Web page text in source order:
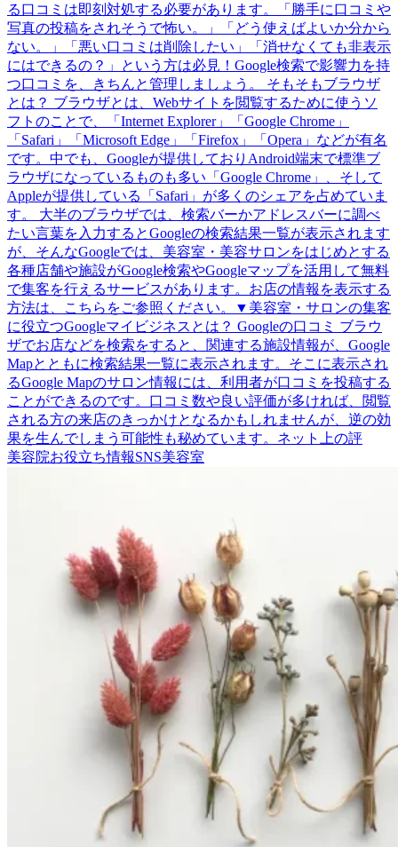
る口コミは即刻対処する必要があります。「勝手に口コミや
写真の投稿をされそうで怖い。」「どう使えばよいか分から
ない。」「悪い口コミは削除したい」「消せなくても非表示
にはできるの？」という方は必見！Google検索で影響力を持
つ口コミを、きちんと管理しましょう。 そもそもブラウザ
とは？ ブラウザとは、Webサイトを閲覧するために使うソ
フトのことで、「Internet Explorer」「Google Chrome」
「Safari」「Microsoft Edge」「Firefox」「Opera」などが有名
です。中でも、Googleが提供しておりAndroid端末で標準ブ
ラウザになっているものも多い「Google Chrome」、そして
Appleが提供している「Safari」が多くのシェアを占めていま
す。 大半のブラウザでは、検索バーかアドレスバーに調べ
たい言葉を入力するとGoogleの検索結果一覧が表示されます
が、そんなGoogleでは、美容室・美容サロンをはじめとする
各種店舗や施設がGoogle検索やGoogleマップを活用して無料
で集客を行えるサービスがあります。お店の情報を表示する
方法は、こちらをご参照ください。▼美容室・サロンの集客
に役立つGoogleマイビジネスとは？ Googleの口コミ ブラウ
ザでお店などを検索をすると、関連する施設情報が、Google
Mapとともに検索結果一覧に表示されます。そこに表示され
るGoogle Mapのサロン情報には、利用者が口コミを投稿する
ことができるのです。口コミ数や良い評価が多ければ、閲覧
される方の来店のきっかけとなるかもしれませんが、逆の効
果を生んでしまう可能性も秘めています。ネット上の評
美容院お役立ち情報SNS美容室